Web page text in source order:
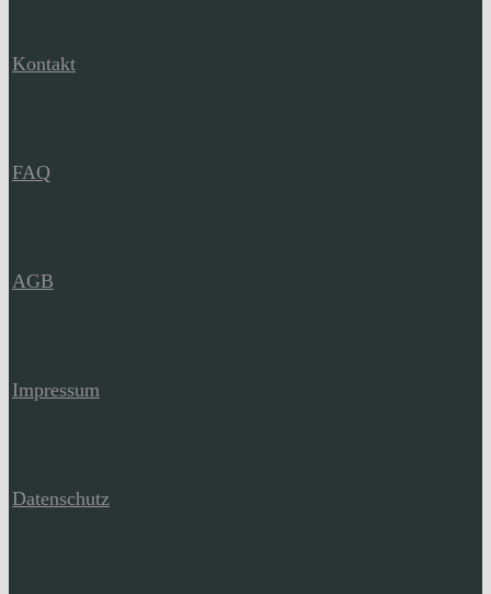
Kontakt
FAQ
AGB
Impressum
Datenschutz